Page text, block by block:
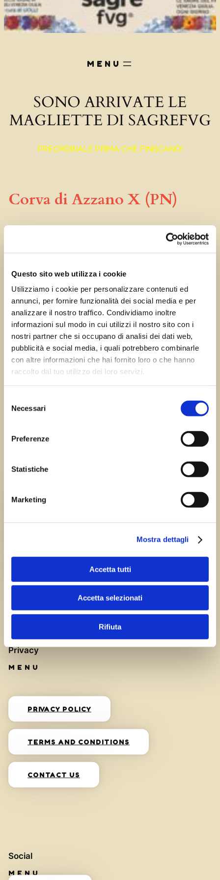
Questo sito web utilizza i cookie
Utilizziamo i cookie per personalizzare contenuti ed
annunci, per fornire funzionalità dei social media e per
analizzare il nostro traffico. Condividiamo inoltre
informazioni sul modo in cui utilizzi il nostro sito con i
nostri partner che si occupano di analisi dei dati web,
pubblicità e social media, i quali potrebbero combinarle
con altre informazioni che hai fornito loro o che hanno
raccolto dal tuo utilizzo dei loro servizi.
delNecessari
Preferenze
Statistiche
Marketing
Mostra dettagli
Accetta tutti
Accetta selezionati
Rifiuta
SONO ARRIVATE LE
MAGLIETTE DI SAGREFVG
PREORDINALE PRIMA CHE FINISCANO!
Corva di Azzano X (PN)
←
Precedente:
Basaldella di
Vivaro
Successivo:Barbeano di
Spilimbergo (PN) →
TEAM
Privacy
PRIVACY POLICY
TERMS AND CONDITIONS
CONTACT US
Social